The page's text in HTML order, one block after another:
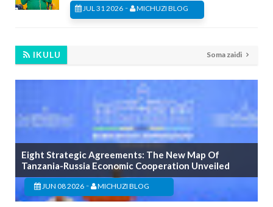
JUL 31 2026 - MICHUZI BLOG
IKULU Soma zaidi
Eight Strategic Agreements: The New Map Of
Tanzania-Russia Economic Cooperation Unveiled
JUN 08 2026 - MICHUZI BLOG